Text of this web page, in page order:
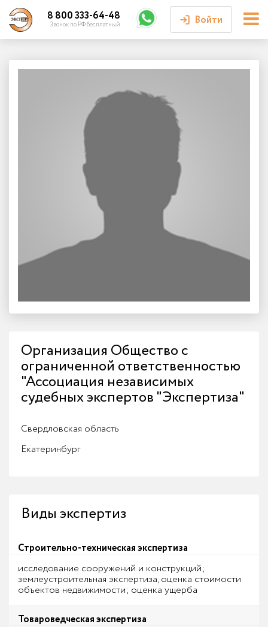
Войти
Войти или
зарегистрироваться
Личный кабинет
8 800 333-64-48
Звонок по РФ бесплатный
Организация Общество с
ограниченной ответственностью
"Ассоциация независимых
судебных экспертов "Экспертиза"
Свердловская область
Екатеринбург
Виды экспертиз
Строительно-техническая экспертиза
исследование сооружений и конструкций;
землеустроительная экспертиза, оценка стоимости
объектов недвижимости; оценка ущерба
Товароведческая экспертиза